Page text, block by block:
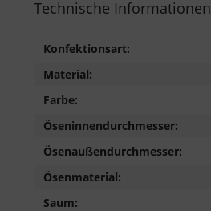
Technische Informationen
Konfektionsart:
Material:
Farbe:
Öseninnendurchmesser:
Ösenaußendurchmesser:
Ösenmaterial:
Saum: